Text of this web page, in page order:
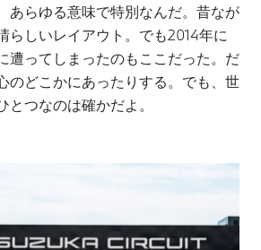
あらゆる意味で特別なんだ。昔なが
らしいレイアウト。でも2014年に
遭ってしまったのもここだった。だ
のどこかにあったりする。でも、世
つなのは確かだよ。